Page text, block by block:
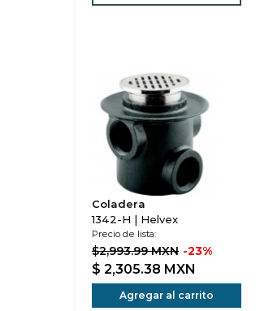
Coladera
1342-H | Helvex
Precio de lista:
$2,993.99 MXN -23%
$ 2,305.38 MXN
Agregar al carrito